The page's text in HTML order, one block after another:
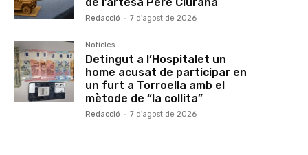
Redacció - 7 d'agost de 2026
Notícies
Detingut a l’Hospitalet un
home acusat de participar en
un furt a Torroella amb el
mètode de “la collita”
Redacció - 7 d'agost de 2026